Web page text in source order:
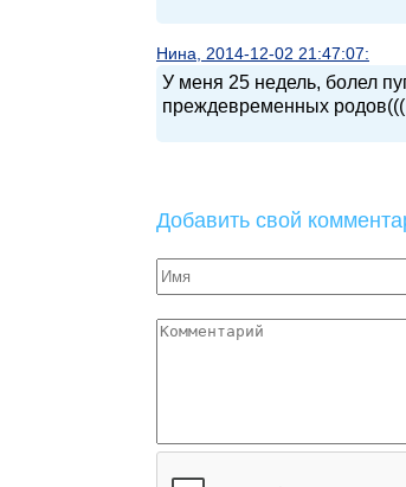
Нина, 2014-12-02 21:47:07:
У меня 25 недель, болел
преждевременных
Добавить свой